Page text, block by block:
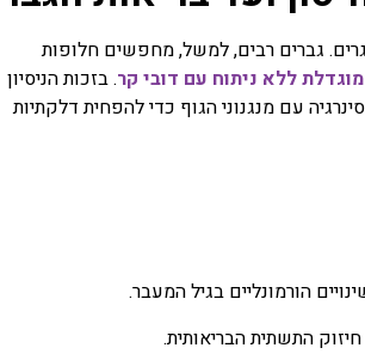
גברים רבים, למשל, מחפשים חלופות
ללא ניתוח עם דובי קר. בזכות הניסיון
טבעיות הפועלות בסינרגיה עם מנגנוני הגוף כדי להפחית דלקתיות
הורמונליים בגיל המעבר.
התשתית הבריאותית.